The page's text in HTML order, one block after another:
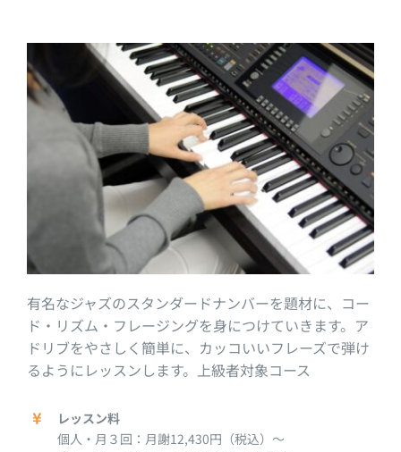
有名なジャズのスタンダードナンバーを題材に、コー
ド・リズム・フレージングを身につけていきます。ア
ドリブをやさしく簡単に、カッコいいフレーズで弾け
るようにレッスンします。上級者対象コース
レッスン料
個人・月３回：月謝12,430円（税込）～